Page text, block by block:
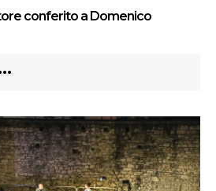
conferito a Domenico